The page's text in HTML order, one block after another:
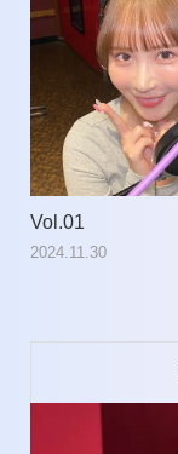
Vol.01
2024.11.30